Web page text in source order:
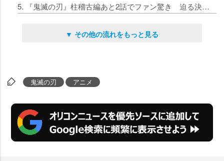
5. 『鬼滅の刃』柱稽古編あと2話でファン驚き 迫る決戦に「ついに無限城編が」「続きは劇場版かな」
▼ その他の流れをもっと見る
鬼滅の刃 アニメ